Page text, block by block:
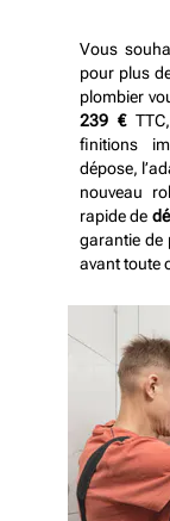
Vous
pour plus
plombier
239 €
finitions
dépose,
nouveau
rapide de
garantie de
avant toute